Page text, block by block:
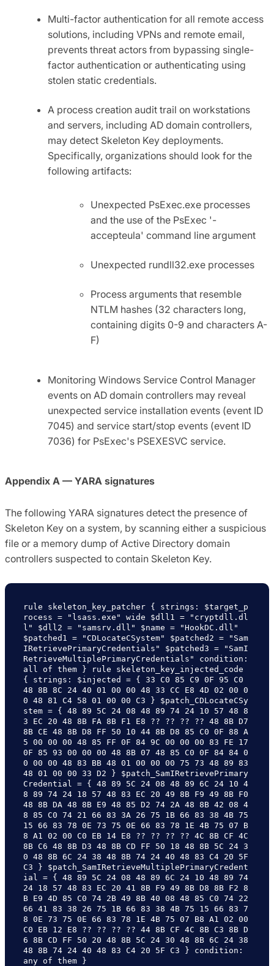
Multi-factor authentication for all remote access
solutions, including VPNs and remote email,
prevents threat actors from bypassing single-
factor authentication or authenticating using
stolen static credentials.
A process creation audit trail on workstations
and servers, including AD domain controllers,
may detect Skeleton Key deployments.
Specifically, organizations should look for the
following artifacts:
Unexpected PsExec.exe processes
and the use of the PsExec '-
accepteula' command line argument
Unexpected rundll32.exe processes
Process arguments that resemble
NTLM hashes (32 characters long,
containing digits 0-9 and characters A-
F)
Monitoring Windows Service Control Manager
events on AD domain controllers may reveal
unexpected service installation events (event ID
7045) and service start/stop events (event ID
7036) for PsExec's PSEXESVC service.
Appendix A — YARA signatures
The following YARA signatures detect the presence of
Skeleton Key on a system, by scanning either a suspicious
file or a memory dump of Active Directory domain
controllers suspected to contain Skeleton Key.
rule skeleton_key_patcher { strings: $target_p
rocess = "lsass.exe" wide $dll1 = "cryptdll.dl
l" $dll2 = "samsrv.dll" $name = "HookDC.dll"
$patched1 = "CDLocateCSystem" $patched2 = "Sam
IRetrievePrimaryCredentials" $patched3 = "SamI
RetrieveMultiplePrimaryCredentials" condition:
all of them } rule skeleton_key_injected_code
{ strings: $injected = { 33 C0 85 C9 0F 95 C0
48 8B 8C 24 40 01 00 00 48 33 CC E8 4D 02 00 0
0 48 81 C4 58 01 00 00 C3 } $patch_CDLocateCSy
stem = { 48 89 5C 24 08 48 89 74 24 10 57 48 8
3 EC 20 48 8B FA 8B F1 E8 ?? ?? ?? ?? 48 8B D7
8B CE 48 8B D8 FF 50 10 44 8B D8 85 C0 0F 88 A
5 00 00 00 48 85 FF 0F 84 9C 00 00 00 83 FE 17
0F 85 93 00 00 00 48 8B 07 48 85 C0 0F 84 84 0
0 00 00 48 83 BB 48 01 00 00 00 75 73 48 89 83
48 01 00 00 33 D2 } $patch_SamIRetrievePrimary
Credential = { 48 89 5C 24 08 48 89 6C 24 10 4
8 89 74 24 18 57 48 83 EC 20 49 8B F9 49 8B F0
48 8B DA 48 8B E9 48 85 D2 74 2A 48 8B 42 08 4
8 85 C0 74 21 66 83 3A 26 75 1B 66 83 38 4B 75
15 66 83 78 0E 73 75 0E 66 83 78 1E 4B 75 07 B
8 A1 02 00 C0 EB 14 E8 ?? ?? ?? ?? 4C 8B CF 4C
8B C6 48 8B D3 48 8B CD FF 50 18 48 8B 5C 24 3
0 48 8B 6C 24 38 48 8B 74 24 40 48 83 C4 20 5F
C3 } $patch_SamIRetrieveMultiplePrimaryCredent
ial = { 48 89 5C 24 08 48 89 6C 24 10 48 89 74
24 18 57 48 83 EC 20 41 8B F9 49 8B D8 8B F2 8
B E9 4D 85 C0 74 2B 49 8B 40 08 48 85 C0 74 22
66 41 83 38 26 75 1B 66 83 38 4B 75 15 66 83 7
8 0E 73 75 0E 66 83 78 1E 4B 75 07 B8 A1 02 00
C0 EB 12 E8 ?? ?? ?? ?? 44 8B CF 4C 8B C3 8B D
6 8B CD FF 50 20 48 8B 5C 24 30 48 8B 6C 24 38
48 8B 74 24 40 48 83 C4 20 5F C3 } condition:
any of them }